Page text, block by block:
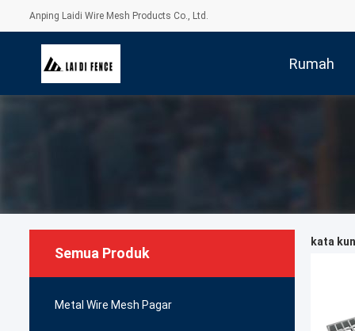
Anping Laidi Wire Mesh Products Co., Ltd.
Rumah
Semua Produk
Metal Wire Mesh Pagar
kata